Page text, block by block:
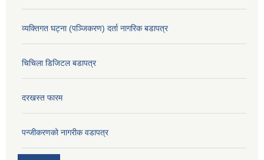
व्यक्तिगत घट्ना (पञ्जिकरण) दर्ता नागरिक बडापत्र
चिचिला डिजिटल बडापत्र
दरखस्त फारम
प‍न्जीकरणको नागरीक वडापत्र